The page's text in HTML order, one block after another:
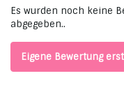
Es wurden noch keine
abgegeben..
Eigene Bewertung